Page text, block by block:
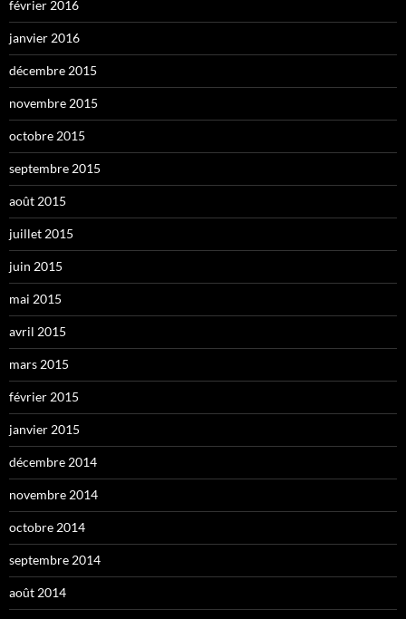
février 2016
janvier 2016
décembre 2015
novembre 2015
octobre 2015
septembre 2015
août 2015
juillet 2015
juin 2015
mai 2015
avril 2015
mars 2015
février 2015
janvier 2015
décembre 2014
novembre 2014
octobre 2014
septembre 2014
août 2014